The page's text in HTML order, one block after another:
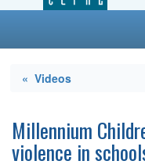
« Videos
Millennium
violence in